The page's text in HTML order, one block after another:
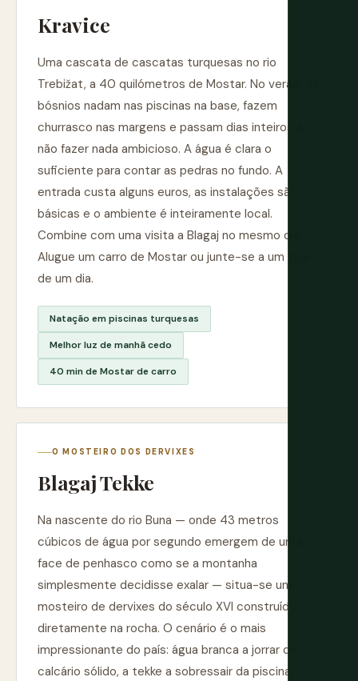
Kravice
Uma cascata de cascatas turquesas no rio
Trebižat, a 40 quilómetros de Mostar. No verão, os
bósnios nadam nas piscinas na base, fazem
churrasco nas margens e passam dias inteiros a
não fazer nada ambicioso. A água é clara o
suficiente para contar as pedras no fundo. A
entrada custa alguns euros, as instalações são
básicas e o ambiente é inteiramente local.
Combine com uma visita a Blagaj no mesmo dia.
Alugue um carro de Mostar ou junte-se a um tour
de um dia.
Natação em piscinas turquesas
Melhor luz de manhã cedo
40 min de Mostar de carro
O MOSTEIRO DOS DERVIXES
Blagaj Tekke
Na nascente do rio Buna — onde 43 metros
cúbicos de água por segundo emergem de uma
face de penhasco como se a montanha
simplesmente decidisse exalar — situa-se um
mosteiro de dervixes do século XVI construído
diretamente na rocha. O cenário é o mais
impressionante do país: água branca a jorrar de
calcário sólido, a tekke a sobressair da piscina,